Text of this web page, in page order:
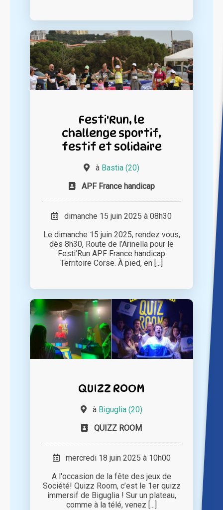
Festi'Run, le
challenge sportif,
festif et solidaire
à Bastia (20)
APF France handicap
dimanche 15 juin 2025 à 08h30
Le dimanche 15 juin 2025, rendez vous,
dès 8h30, Route de l’Arinella pour le
Festi’Run APF France handicap
Territoire Corse. À pied, en [...]
QUIZZ ROOM
à Biguglia (20)
QUIZZ ROOM
mercredi 18 juin 2025 à 10h00
A l'occasion de la fête des jeux de
Société! Quizz Room, c’est le 1er quizz
immersif de Biguglia ! Sur un plateau,
comme à la télé, venez [...]